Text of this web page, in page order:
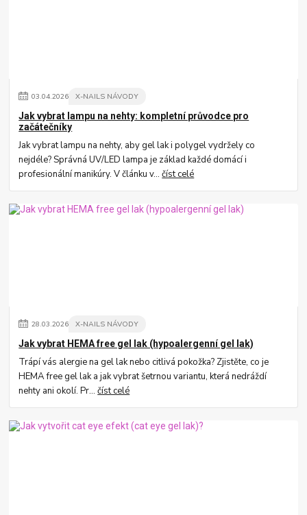
03.04.2026 X-NAILS NÁVODY
Jak vybrat lampu na nehty: kompletní průvodce pro
začátečníky
Jak vybrat lampu na nehty, aby gel lak i polygel vydržely co
nejdéle? Správná UV/LED lampa je základ každé domácí i
profesionální manikúry. V článku v...číst celé
28.03.2026 X-NAILS NÁVODY
Jak vybrat HEMA free gel lak (hypoalergenní gel lak)
Trápí vás alergie na gel lak nebo citlivá pokožka? Zjistěte, co je
HEMA free gel lak a jak vybrat šetrnou variantu, která nedráždí
nehty ani okolí. Pr...číst celé